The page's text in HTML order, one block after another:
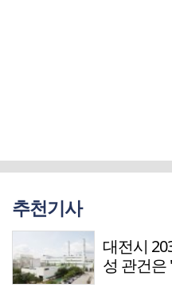
추천기사
대전시
성 관건은